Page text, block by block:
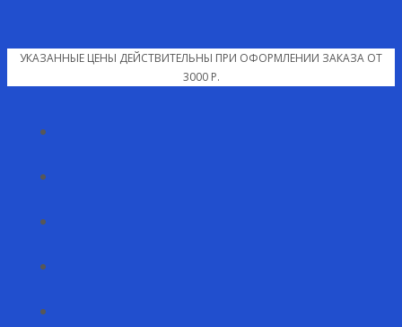
УКАЗАННЫЕ ЦЕНЫ ДЕЙСТВИТЕЛЬНЫ ПРИ ОФОРМЛЕНИИ ЗАКАЗА ОТ
3000 Р.